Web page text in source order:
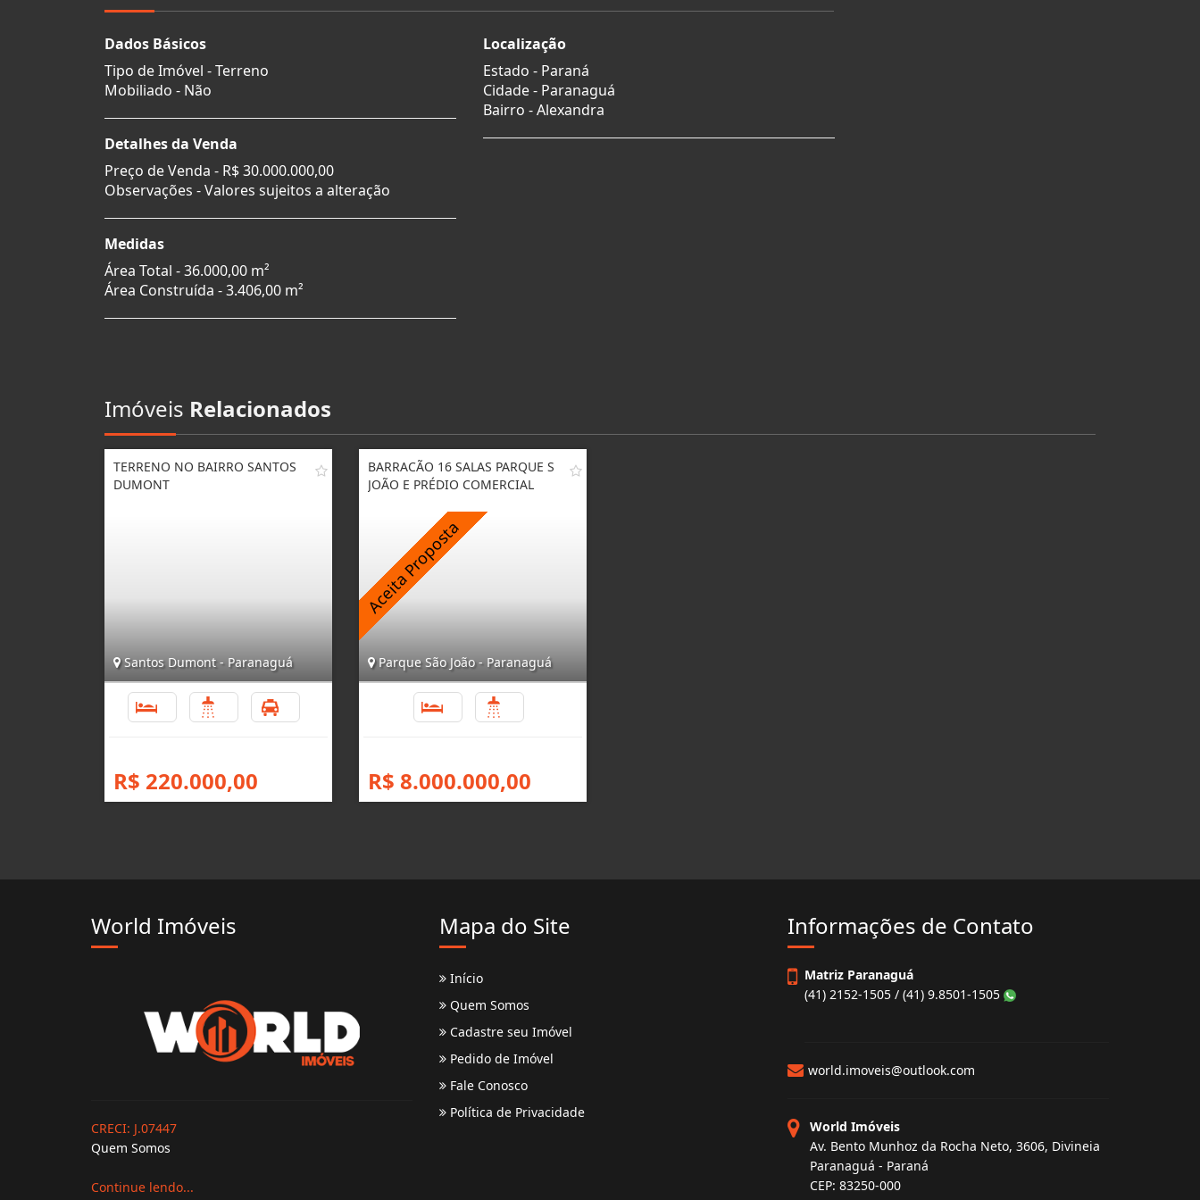
Dados Básicos
Tipo de Imóvel - Terreno
Mobiliado - Não
Detalhes da Venda
Preço de Venda - R$ 30.000.000,00
Observações - Valores sujeitos a alteração
Medidas
Área Total - 36.000,00 m²
Área Construída - 3.406,00 m²
Localização
Estado - Paraná
Cidade - Paranaguá
Bairro -Alexandra
Imóveis Relacionados
TERRENO NO BAIRRO SANTOS
DUMONT
Santos Dumont - Paranaguá
R$ 220.000,00
BARRACÃO 16 SALAS PARQUE S
JOÃO E PRÉDIO COMERCIAL
Parque São João - Paranaguá
R$ 8.000.000,00
World Imóveis Mapa do Site
Início
Quem Somos
Cadastre seu Imóvel
Matriz Paranaguá
world.imoveis@outlook.com